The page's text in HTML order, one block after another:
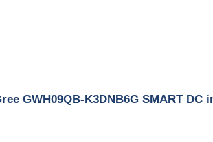
GWH09QB-K3DNB6G SMART DC